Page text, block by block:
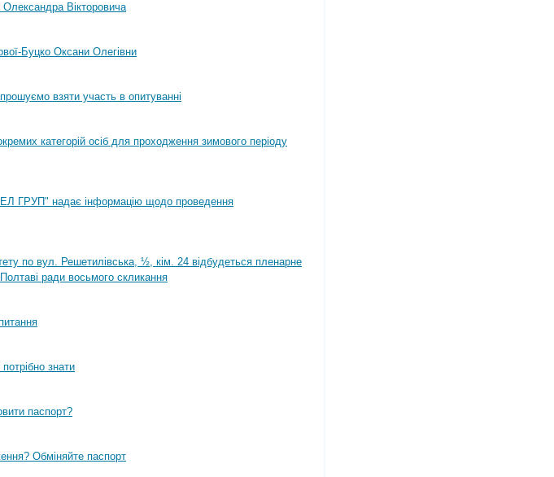
Олександра Вікторовича
Буцко Оксани Олегівни
взяти участь в опитуванні
категорій осіб для проходження зимового періоду
надає інформацію щодо проведення
по вул. Решетилівська, ½, кім. 24 відбудеться пленарне
ради восьмого скликання
знати
паспорт?
Обміняйте паспорт